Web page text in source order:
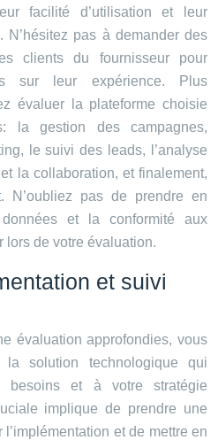
facilité d’utilisation et leur
pas à demander des
clients du fournisseur pour
sur leur expérience. Plus
évaluer la plateforme choisie
la gestion des campagnes,
le suivi des leads, l’analyse
la collaboration, et finalement,
N’oubliez pas de prendre en
et la conformité aux
lors de votre évaluation.
et suivi
évaluation approfondies, vous
solution technologique qui
et à votre stratégie
implique de prendre une
et de mettre en